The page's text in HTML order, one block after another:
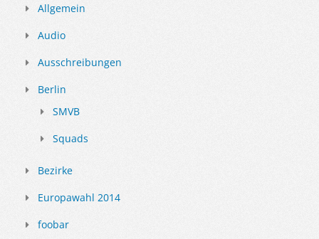
Allgemein
Audio
Ausschreibungen
Berlin
SMVB
Squads
Bezirke
Europawahl 2014
foobar